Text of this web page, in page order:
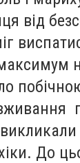
від
До